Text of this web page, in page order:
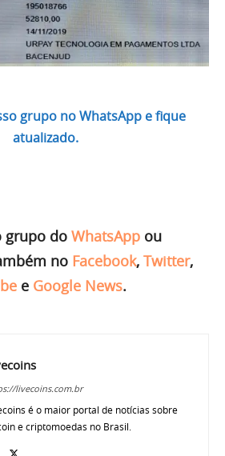
grupo no WhatsApp e fique
atualizado.
grupo do WhatsApp ou
no Facebook, Twitter,
e Google News.
livecoins.com.br
é o maior portal de notícias sobre
e criptomoedas no Brasil.